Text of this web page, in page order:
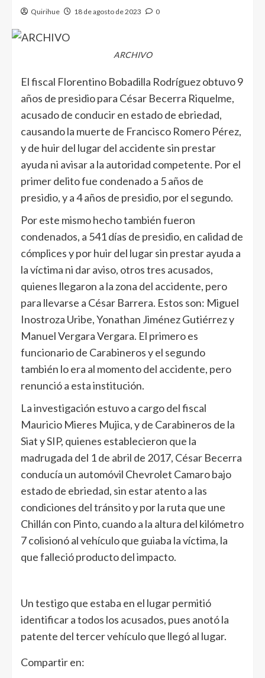
Quirihue 18 de agosto de 2023 0
ARCHIVO
El fiscal Florentino Bobadilla Rodríguez obtuvo 9
años de presidio para César Becerra Riquelme,
acusado de conducir en estado de ebriedad,
causando la muerte de Francisco Romero Pérez,
y de huir del lugar del accidente sin prestar
ayuda ni avisar a la autoridad competente. Por el
primer delito fue condenado a 5 años de
presidio, y a 4 años de presidio, por el segundo.
Por este mismo hecho también fueron
condenados, a 541 días de presidio, en calidad de
cómplices y por huir del lugar sin prestar ayuda a
la víctima ni dar aviso, otros tres acusados,
quienes llegaron a la zona del accidente, pero
para llevarse a César Barrera. Estos son: Miguel
Inostroza Uribe, Yonathan Jiménez Gutiérrez y
Manuel Vergara Vergara. El primero es
funcionario de Carabineros y el segundo
también lo era al momento del accidente, pero
renunció a esta institución.
La investigación estuvo a cargo del fiscal
Mauricio Mieres Mujica, y de Carabineros de la
Siat y SIP, quienes establecieron que la
madrugada del 1 de abril de 2017, César Becerra
conducía un automóvil Chevrolet Camaro bajo
estado de ebriedad, sin estar atento a las
condiciones del tránsito y por la ruta que une
Chillán con Pinto, cuando a la altura del kilómetro
7 colisionó al vehículo que guiaba la víctima, la
que falleció producto del impacto.
Un testigo que estaba en el lugar permitió
identificar a todos los acusados, pues anotó la
patente del tercer vehículo que llegó al lugar.
Compartir en: